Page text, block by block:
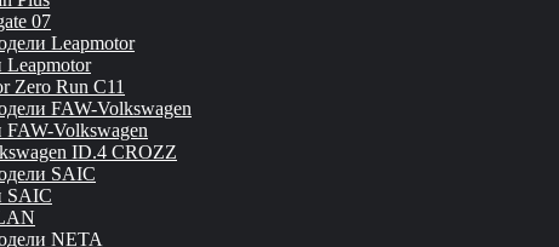
07
Leapmotor
Zero Run C11
FAW-Volkswagen
Volkswagen
ID.4 CROZZ
SAIC
SAIC
NETA